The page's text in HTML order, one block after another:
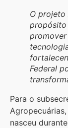
O projeto
propósito
Federal
Para o
nasceu